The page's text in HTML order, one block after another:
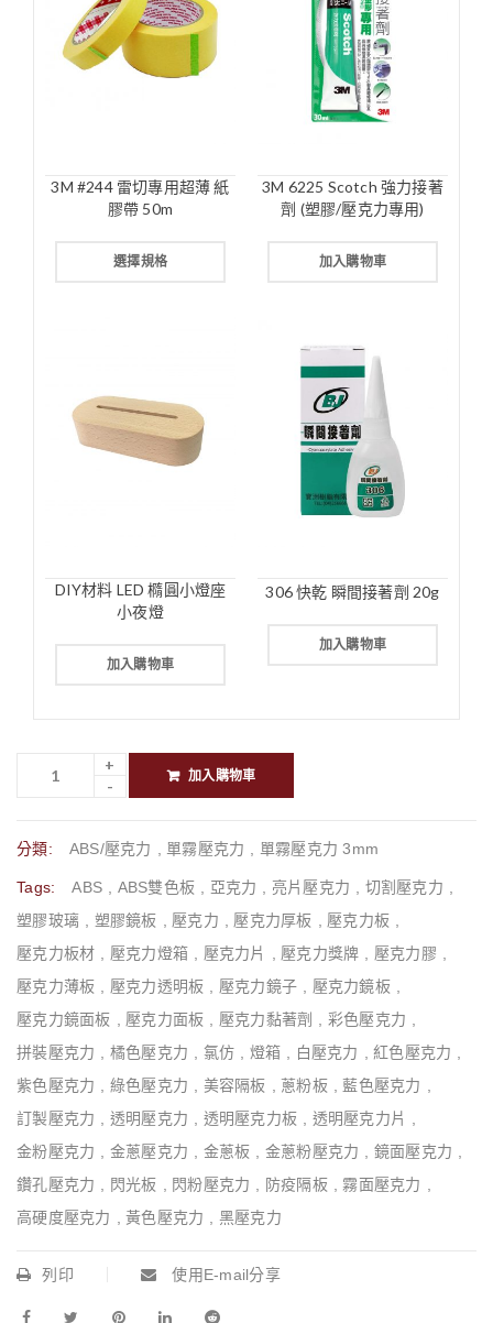
3M #244 雷切專用超薄 紙
膠帶 50m
選擇規格
3M 6225 Scotch 強力接著
劑 (塑膠/壓克力專用)
加入購物車
DIY材料 LED 橢圓小燈座
小夜燈
加入購物車
306 快乾 瞬間接著劑 20g
加入購物車
加入購物車
分類: ABS/壓克力 , 單霧壓克力 , 單霧壓克力 3mm
Tags: ABS , ABS雙色板 , 亞克力 , 亮片壓克力 , 切割壓克力 ,
塑膠玻璃 , 塑膠鏡板 , 壓克力 , 壓克力厚板 , 壓克力板 ,
壓克力板材 , 壓克力燈箱 , 壓克力片 , 壓克力獎牌 , 壓克力膠 ,
壓克力薄板 , 壓克力透明板 , 壓克力鏡子 , 壓克力鏡板 ,
壓克力鏡面板 , 壓克力面板 , 壓克力黏著劑 , 彩色壓克力 ,
拼裝壓克力 , 橘色壓克力 , 氯仿 , 燈箱 , 白壓克力 , 紅色壓克力 ,
紫色壓克力 , 綠色壓克力 , 美容隔板 , 蔥粉板 ,藍色壓克力 ,
訂製壓克力 , 透明壓克力 , 透明壓克力板 , 透明壓克力片 ,
金粉壓克力 , 金蔥壓克力 , 金蔥板 , 金蔥粉壓克力 , 鏡面壓克力 ,
鑽孔壓克力 , 閃光板 , 閃粉壓克力 , 防疫隔板 , 霧面壓克力 ,
高硬度壓克力 , 黃色壓克力 , 黑壓克力
列印 使用E-mail分享